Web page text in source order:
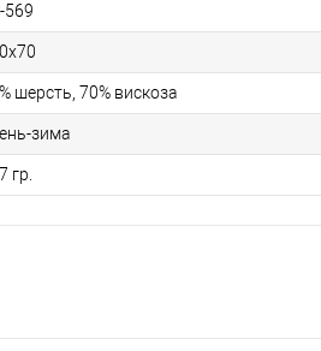
569
шерсть, 70% вискоза
зима
гр.